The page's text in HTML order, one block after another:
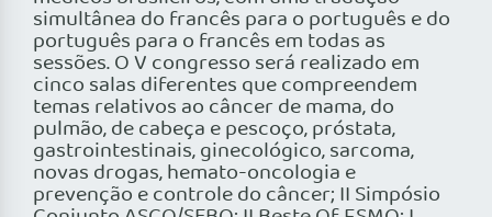
simultânea do francês para o português e do
português para o francês em todas as
sessões. O V congresso será realizado em
cinco salas diferentes que compreendem
temas relativos ao câncer de mama, do
pulmão, de cabeça e pescoço, próstata,
gastrointestinais, ginecológico, sarcoma,
novas drogas, hemato-oncologia e
prevenção e controle do câncer; II Simpósio